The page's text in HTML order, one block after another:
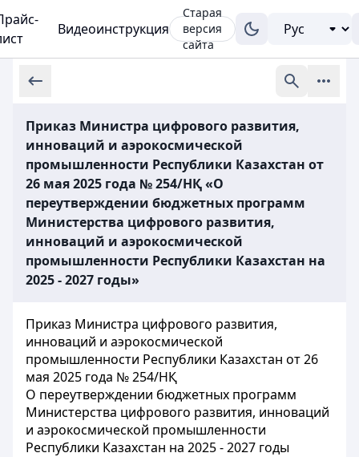
Видеоинструкция
Старая
версия
сайта
Приказ Министра цифрового развития,
инноваций и аэрокосмической
промышленности Республики Казахстан от
26 мая 2025 года № 254/НҚ «О
переутверждении бюджетных программ
Министерства цифрового развития,
инноваций и аэрокосмической
промышленности Республики Казахстан на
2025 - 2027 годы»
Приказ Министра цифрового развития,
инноваций и аэрокосмической
промышленности Республики Казахстан от 26
мая 2025 года № 254/НҚ
О переутверждении бюджетных программ
Министерства цифрового развития, инноваций
и аэрокосмической промышленности
Республики Казахстан на 2025 - 2027 годы